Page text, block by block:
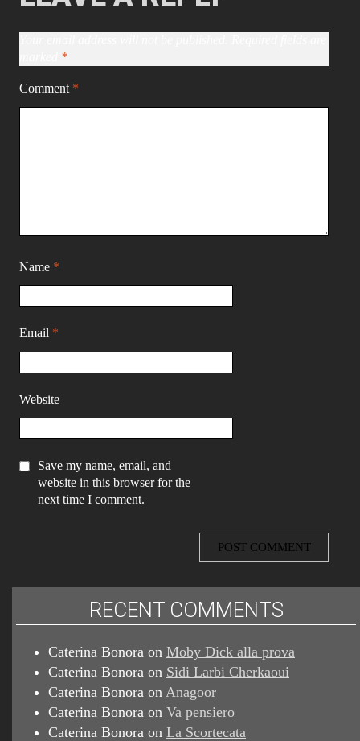
*
Comment *
Name *
Email *
Website
Save my name, email, and
website in this browser for the
next time I comment.
RECENT COMMENTS
Caterina Bonora on Moby Dick alla prova
Caterina Bonora on Sidi Larbi Cherkaoui
Caterina Bonora on Anagoor
Caterina Bonora on Va pensiero
Caterina Bonora on La Scortecata